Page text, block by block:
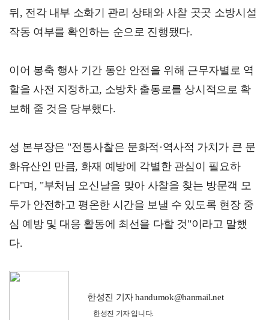
뒤, 전각 내부 소화기 관리 상태와 사찰 곳곳 소방시설
작동 여부를 확인하는 순으로 진행됐다.
이어 봉축 행사 기간 동안 안전을 위해 근무자별로 역
할을 사전 지정하고, 소방차 출동로를 상시적으로 확
보해 줄 것을 당부했다.
성 본부장은 "전통사찰은 문화적·역사적 가치가 큰 문
화유산인 만큼, 화재 예방에 각별한 관심이 필요하
다"며, "부처님 오신날을 맞아 사찰을 찾는 방문객 모
두가 안전하고 평온한 시간을 보낼 수 있도록 현장 중
심 예방 및 대응 활동에 최선을 다할 것"이라고 말했
다.
한성진 기자 handumok@hanmail.net
한성진 기자 입니다.